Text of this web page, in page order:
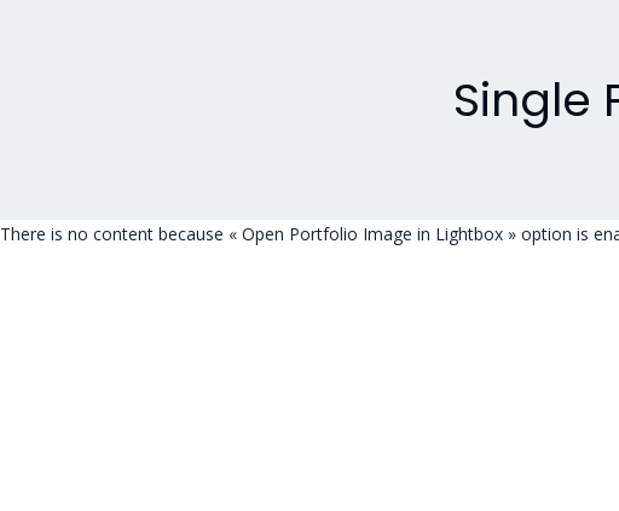
Single
There is no content because « Open Portfolio Image in Lightbox » option is